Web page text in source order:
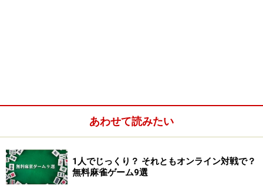
サイコロを使わない双六の代表的作品
ゲームのほうですが、プレイヤーはウサギとなり、いち
あわせて読みたい
1人でじっくり？ それともオンライン対戦で？
無料麻雀ゲーム9選